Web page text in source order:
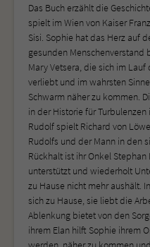
Das Buch erzählt die
spielt im Wien von Kaiser
Sisi. Sophie hat das Herz auf
gesunden Menschenverstand
Mary Vetsera, die sich im
verliebt und im wahrsten
Schwarm näher zu kommen.
in der Historie für
Rudolf spielt Richard von
Rudolfs und der Mann in den
Rückhalt ist ihr Onkel
unterstützt und wiederholt
zu Hause nicht mehr aushält.
sich zu Hause, sie liebt die
Ablenkung bietet von den
ihrem Elan hilft Sophie ihrem